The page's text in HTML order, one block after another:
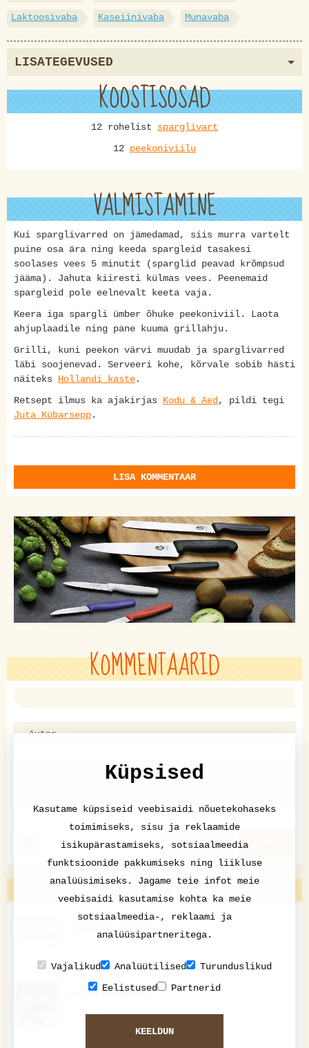
Laktoosivaba Kaseiinivaba Munavaba
LISATEGEVUSED
KOOSTISOSAD
12 rohelist sparglivart
12 peekoniviilu
VALMISTAMINE
Kui sparglivarred on jämedamad, siis murra vartelt
puine osa ära ning keeda spargleid tasakesi
soolases vees 5 minutit (sparglid peavad krõmpsud
jääma). Jahuta kiiresti külmas vees. Peenemaid
spargleid pole eelnevalt keeta vaja.
Keera iga spargli ümber õhuke peekoniviil. Laota
ahjuplaadile ning pane kuuma grillahju.
Grilli, kuni peekon värvi muudab ja sparglivarred
läbi soojenevad. Serveeri kohe, kõrvale sobib hästi
näiteks Hollandi kaste.
Retsept ilmus ka ajakirjas Kodu & Aed , pildi tegi
Juta Kübarsepp.
LISA KOMMENTAAR
KOMMENTAARID
KATKESTA
VAATA VEEL
Kreemjas sealiha
Halloumiampsud
Küpsised
Kasutame küpsiseid veebisaidi nõuetekohaseks
toimimiseks, sisu ja reklaamide
isikupärastamiseks, sotsiaalmeedia
funktsioonide pakkumiseks ning liikluse
analüüsimiseks. Jagame teie infot meie
veebisaidi kasutamise kohta ka meie
sotsiaalmeedia-, reklaami ja
analüüsipartneritega.
Vajalikud Analüütilised
Turunduslikud
Eelistused
Partnerid
KEELDUN